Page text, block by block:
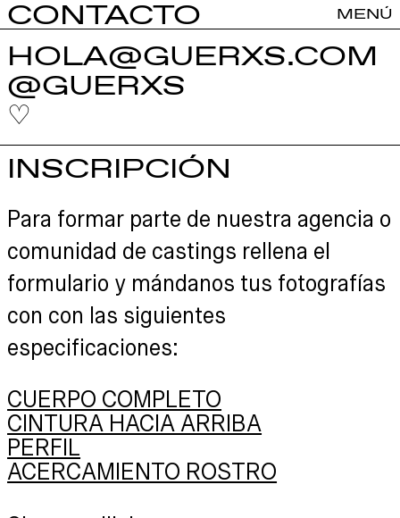
MENÚ
CONTACTO
HOLA@GUERXS.COM
@GUERXS
♡
INSCRIPCIÓN
Para formar parte de nuestra agencia o
comunidad de castings rellena el
formulario y mándanos tus fotografías
con con las siguientes
especificaciones:
CUERPO COMPLETO
CINTURA HACIA ARRIBA
PERFIL
ACERCAMIENTO ROSTRO